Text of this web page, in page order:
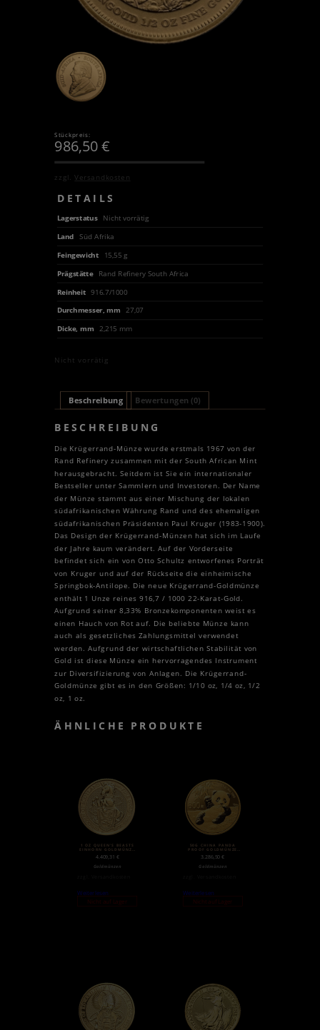
Stückpreis:
986,50€
zzgl.Versandkosten
DETAILS
Lagerstatus
Nicht vorrätig
Land
Süd Afrika
Feingewicht
15,55 g
Prägstätte
Rand Refinery South Africa
Reinheit 916.7/1000
Durchmesser, mm
27,07
Dicke, mm
2,215 mm
Nicht vorrätig
Beschreibung Bewertungen (0)
BESCHREIBUNG
Die Krügerrand-Münze wurde erstmals 1967 von der
Rand Refinery zusammen mit der South African Mint
herausgebracht. Seitdem ist Sie ein internationaler
Bestseller unter Sammlern und Investoren. Der Name
der Münze stammt aus einer Mischung der lokalen
südafrikanischen Währung Rand und des ehemaligen
südafrikanischen Präsidenten Paul Kruger (1983-1900).
Das Design der Krügerrand-Münzen hat sich im Laufe
der Jahre kaum verändert. Auf der Vorderseite
befindet sich ein von Otto Schultz entworfenes Porträt
von Kruger und auf der Rückseite die einheimische
Springbok-Antilope. Die neue Krügerrand-Goldmünze
enthält 1 Unze reines 916,7 / 1000 22-Karat-Gold.
Aufgrund seiner 8,33% Bronzekomponenten weist es
einen Hauch von Rot auf. Die beliebte Münze kann
auch als gesetzliches Zahlungsmittel verwendet
werden. Aufgrund der wirtschaftlichen Stabilität von
Gold ist diese Münze ein hervorragendes Instrument
zur Diversifizierung von Anlagen. Die Krügerrand-
Goldmünze gibt es in den Größen: 1/10 oz, 1/4 oz, 1/2
oz, 1 oz.
ÄHNLICHE PRODUKTE
1 OZ QUEEN’S BEASTS
EINHORN GOLDMÜNZE
4.409,31 €
Goldmünzen
Weiterlesen
Nicht auf Lager
50G CHINA PANDA
PROOF GOLDMÜNZE
3.286,50€
Goldmünzen
Weiterlesen
Nicht auf Lager